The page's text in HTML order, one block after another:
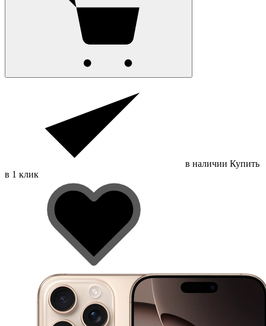
в наличии Купить
в 1 клик